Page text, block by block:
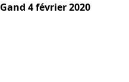
Gand 4 février 2020